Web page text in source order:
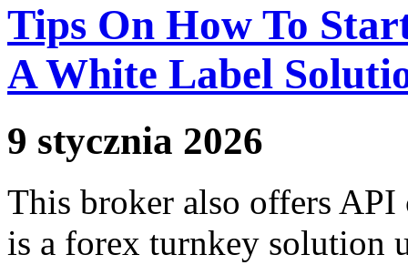
Tips On How To
A White Label
9 stycznia 2026
This broker also offers
is a forex turnkey solution